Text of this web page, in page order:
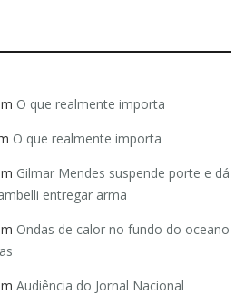
O que realmente importa
O que realmente importa
Gilmar Mendes suspende porte e dá
entregar arma
Ondas de calor no fundo do oceano
Audiência do Jornal Nacional